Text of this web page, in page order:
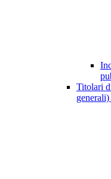
Titolari
generali)